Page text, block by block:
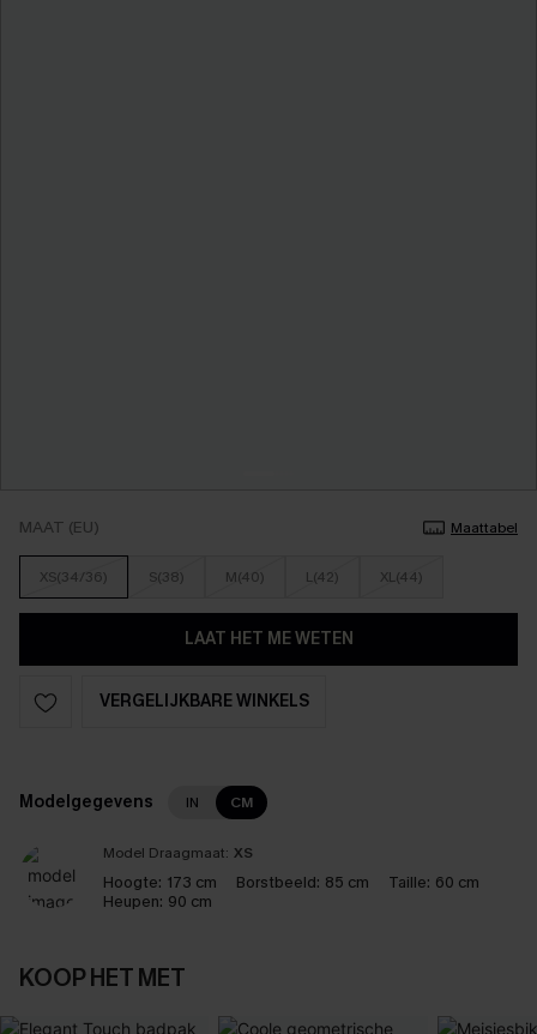
MAAT (EU) Maattabel
XS(34/36) S(38) M(40) L(42) XL(44)
LAAT HET ME WETEN
VERGELIJKBARE WINKELS
Modelgegevens IN CM
Model Draagmaat: XS
Hoogte: 173 cm Borstbeeld: 85 cm Taille: 60 cm
Heupen: 90 cm
KOOP HET MET